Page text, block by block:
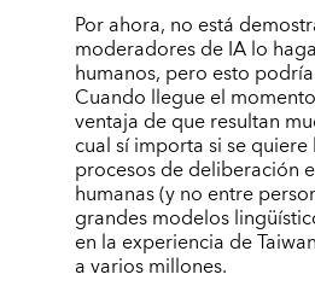
Por ahora, no está
moderadores de IA lo
humanos, pero esto
Cuando llegue el
ventaja de que resultan
cual sí importa si se
procesos de deliberación
humanas (y no entre
grandes modelos
en la experiencia de
a varios millones.